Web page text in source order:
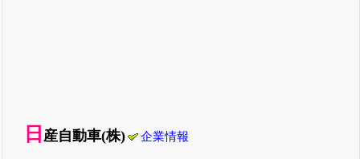
日 産自動車(株) 企業情報